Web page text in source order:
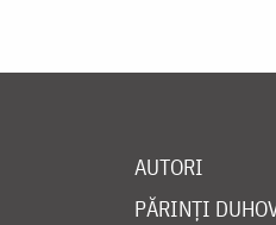
AUTORI
PĂRINȚI